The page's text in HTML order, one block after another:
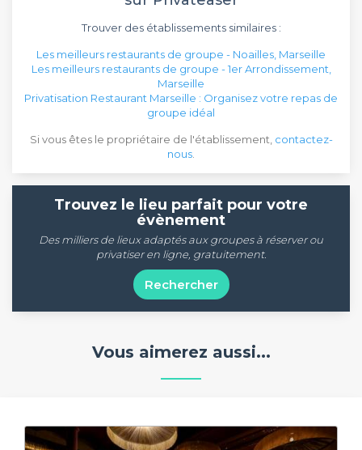
Trouver des établissements similaires :
Les meilleurs restaurants de groupe - Noailles, Marseille
Les meilleurs restaurants de groupe - 1er Arrondissement,
Marseille
Privatisation Restaurant Marseille : Organisez votre repas de
groupe idéal
Si vous êtes le propriétaire de l'établissement, contactez-
nous
Trouvez le lieu parfait pour votre
évènement
Des milliers de lieux adaptés aux groupes à réserver ou
privatiser en ligne, gratuitement.
Rechercher
Vous aimerez aussi...